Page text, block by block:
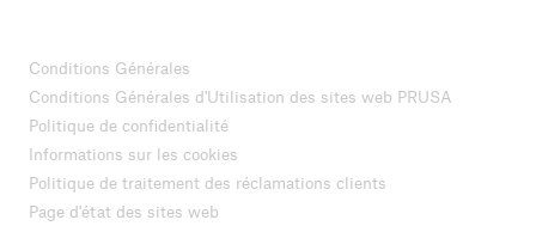
Conditions Générales
Conditions Générales d'Utilisation des sites web PRUSA
Politique de confidentialité
Informations sur les cookies
Politique de traitement des réclamations clients
Page d'état des sites web